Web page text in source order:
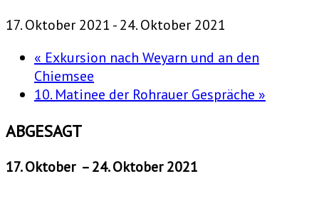
17. Oktober 2021 -24. Oktober 2021
« Exkursion nach Weyarn und an den
Chiemsee
10. Matinee der Rohrauer Gespräche »
ABGESAGT
17. Oktober – 24. Oktober 2021